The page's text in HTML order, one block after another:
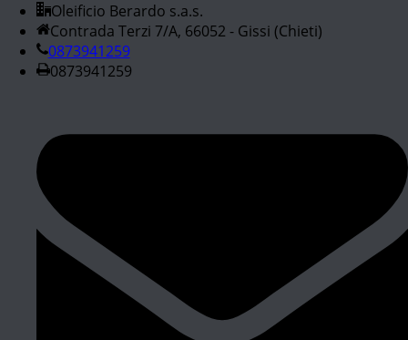
Oleificio Berardo s.a.s.
Contrada Terzi 7/A, 66052 - Gissi (Chieti)
0873941259
0873941259